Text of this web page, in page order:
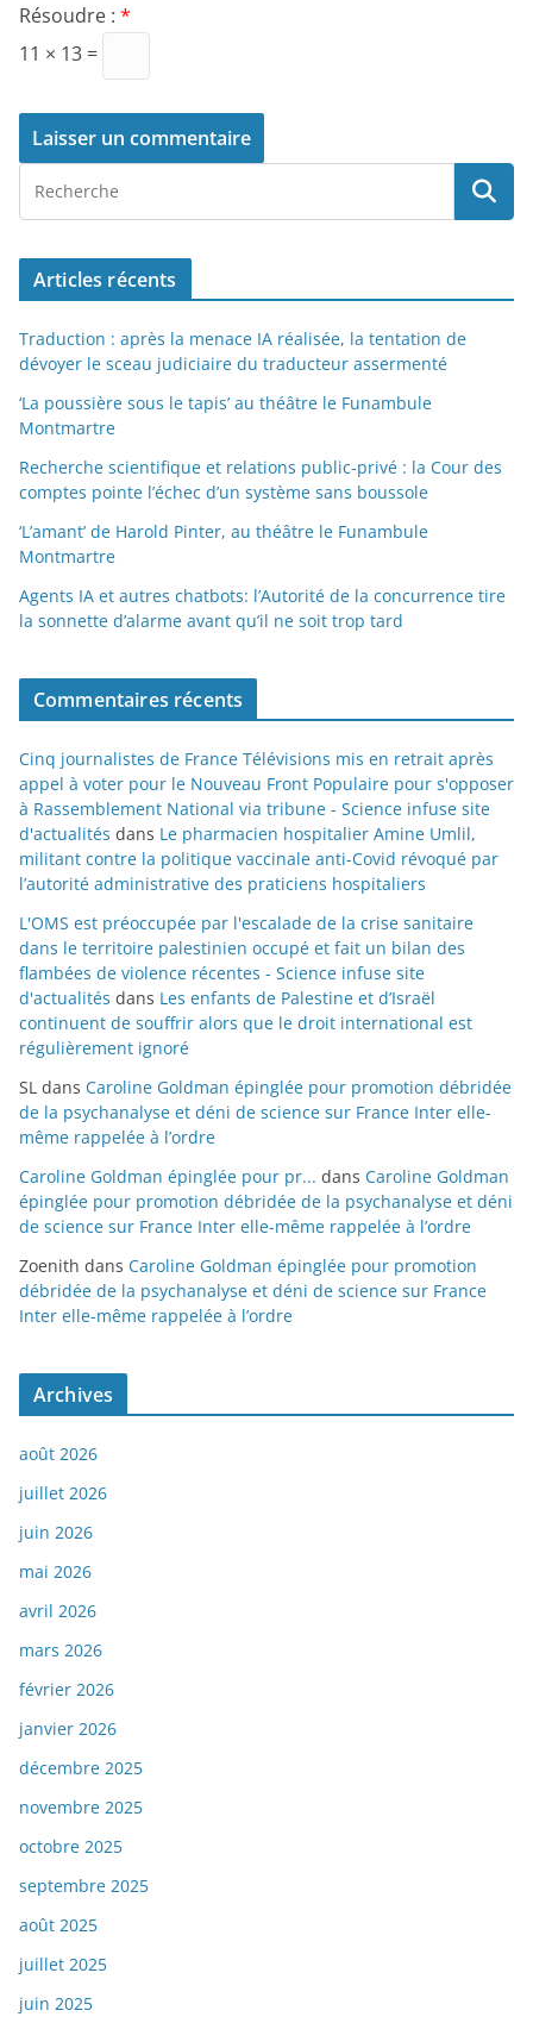
Résoudre : *
11 × 13 =
Articles récents
Traduction : après la menace IA réalisée, la tentation de
dévoyer le sceau judiciaire du traducteur assermenté
‘La poussière sous le tapis’ au théâtre le Funambule
Montmartre
Recherche scientifique et relations public-privé : la Cour des
comptes pointe l’échec d’un système sans boussole
‘L’amant’ de Harold Pinter, au théâtre le Funambule
Montmartre
Agents IA et autres chatbots: l’Autorité de la concurrence tire
la sonnette d’alarme avant qu’il ne soit trop tard
Commentaires récents
Cinq journalistes de France Télévisions mis en retrait après
appel à voter pour le Nouveau Front Populaire pour s'opposer
à Rassemblement National via tribune - Science infuse site
d'actualités dans Le pharmacien hospitalier Amine Umlil,
militant contre la politique vaccinale anti-Covid révoqué par
l’autorité administrative des praticiens hospitaliers
L'OMS est préoccupée par l'escalade de la crise sanitaire
dans le territoire palestinien occupé et fait un bilan des
flambées de violence récentes - Science infuse site
d'actualités dans Les enfants de Palestine et d’Israël
continuent de souffrir alors que le droit international est
régulièrement ignoré
SL dans Caroline Goldman épinglée pour promotion débridée
de la psychanalyse et déni de science sur France Inter elle-
même rappelée à l’ordre
Caroline Goldman épinglée pour pr... dans Caroline Goldman
épinglée pour promotion débridée de la psychanalyse et déni
de science sur France Inter elle-même rappelée à l’ordre
Zoenith dans Caroline Goldman épinglée pour promotion
débridée de la psychanalyse et déni de science sur France
Inter elle-même rappelée à l’ordre
Archives
août 2026
juillet 2026
juin 2026
mai 2026
avril 2026
mars 2026
février 2026
janvier 2026
décembre 2025
novembre 2025
octobre 2025
septembre 2025
août 2025
juillet 2025
juin 2025